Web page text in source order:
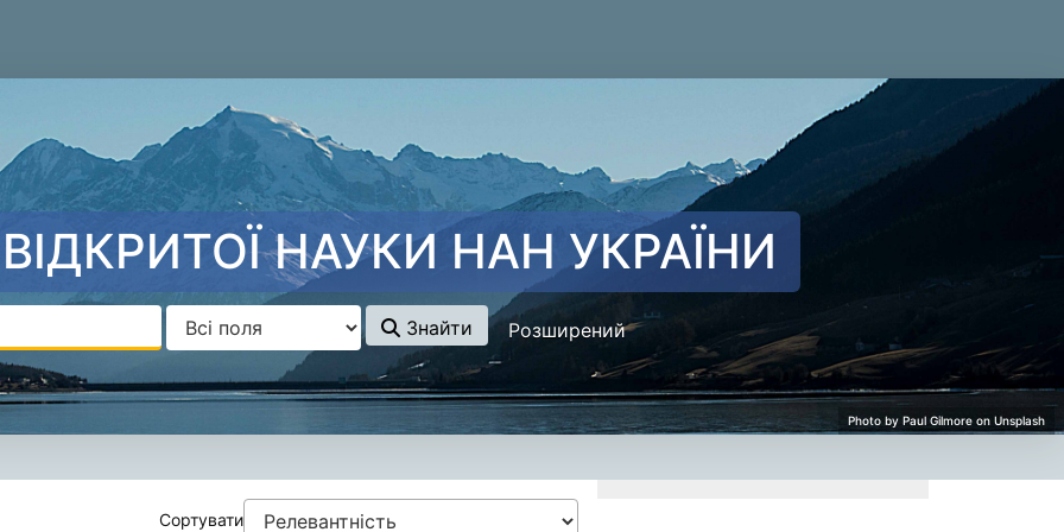
НАУКИ НАН УКРАЇНИ
Знайти Розширений
- Kolesnyk, Vitalii
Сортувати